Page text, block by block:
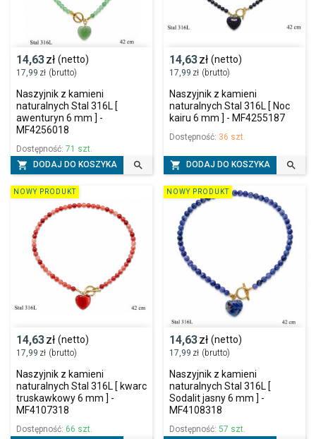
14,63zł (netto)
17,99 zł (brutto)
Naszyjnik z kamieni
naturalnych Stal 316L [
awenturyn 6 mm ] -
MF4256018
Dostępność: 71 szt.
 DODAJ DO KOSZYKA 
14,63zł (netto)
17,99 zł (brutto)
Naszyjnik z kamieni
naturalnych Stal 316L [ Noc
kairu 6 mm ] - MF4255187
Dostępność: 36 szt.
 DODAJ DO KOSZYKA 
14,63zł (netto)
17,99 zł (brutto)
Naszyjnik z kamieni
naturalnych Stal 316L [ kwarc
truskawkowy 6 mm ] -
MF4107318
Dostępność: 66 szt.
NOWY PRODUKT
14,63zł (netto)
17,99 zł (brutto)
Naszyjnik z kamieni
naturalnych Stal 316L [
Sodalit jasny 6 mm ] -
MF4108318
Dostępność: 57 szt.
NOWY PRODUKT